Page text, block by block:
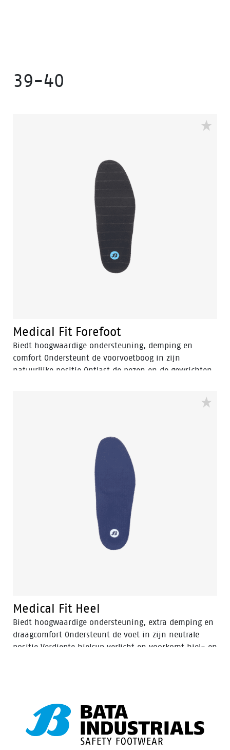
39-40
Medical Fit Forefoot
Biedt hoogwaardige ondersteuning, demping en
comfort Ondersteunt de voorvoetboog in zijn
natuurlijke positie Ontlast de pezen en de gewrichten
Medical Fit Heel
Biedt hoogwaardige ondersteuning, extra demping en
draagcomfort Ondersteunt de voet in zijn neutrale
positie Verdiepte hielcup verlicht en voorkomt hiel- en